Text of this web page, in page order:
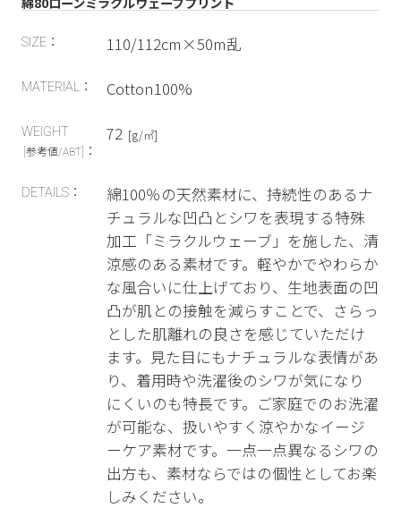
SIZE： 110/112cm×50m乱
MATERIAL： Cotton100%
WEIGHT
[参考値/ABT] ：
72 [g/㎡]
DETAILS：
綿100％の天然素材に、持続性のあるナ
チュラルな凹凸とシワを表現する特殊
加工「ミラクルウェーブ」を施した、清
涼感のある素材です。軽やかでやわらか
な風合いに仕上げており、生地表面の凹
凸が肌との接触を減らすことで、さらっ
とした肌離れの良さを感じていただけ
ます。見た目にもナチュラルな表情があ
り、着用時や洗濯後のシワが気になり
にくいのも特長です。ご家庭でのお洗濯
が可能な、扱いやすく涼やかなイージ
ーケア素材です。一点一点異なるシワの
出方も、素材ならではの個性としてお楽
しみください。